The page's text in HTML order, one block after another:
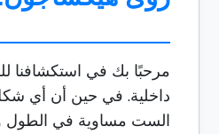
مرحبًا بك في استكشافنا
داخلية. في حين أن أي شكل